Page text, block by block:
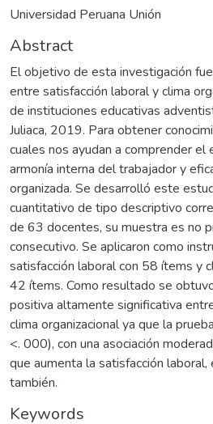
Universidad Peruana Unión
Abstract
El objetivo de esta investigación
entre satisfacción laboral y clima
de instituciones educativas
Juliaca, 2019. Para obtener
cuales nos ayudan a comprender
armonía interna del trabajador y
organizada. Se desarrolló este
cuantitativo de tipo descriptivo
de 63 docentes, su muestra es no
consecutivo. Se aplicaron como
satisfacción laboral con 58 ítems y
42 ítems. Como resultado se
positiva altamente significativa
clima organizacional ya que la
<. 000), con una asociación
que aumenta la satisfacción laboral,
también.
Keywords